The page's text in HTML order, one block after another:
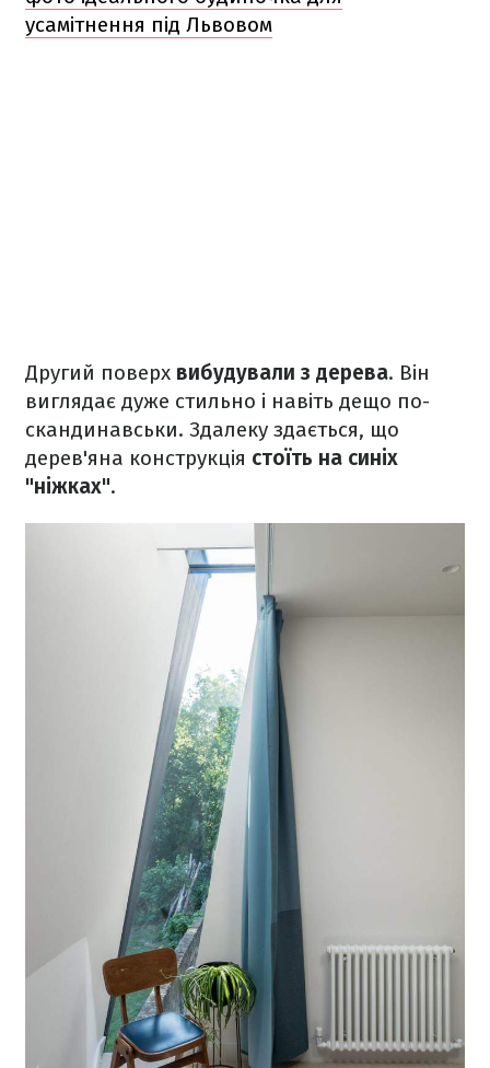
усамітнення під Львовом
Другий поверх вибудували з дерева. Він
виглядає дуже стильно і навіть дещо по-
скандинавськи. Здалеку здається, що
дерев'яна конструкція стоїть на синіх
"ніжках".